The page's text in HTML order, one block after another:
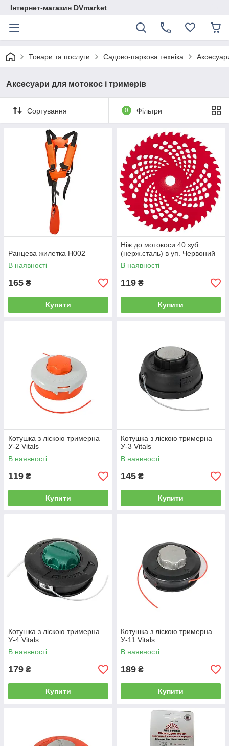
Інтернет-магазин DVmarket
Товари та послуги Садово-паркова техніка
Аксесуари для мотокос і тримерів
Сортування 0 Фільтри
Ранцева жилетка H002
В наявності
165 ₴
Купити
Ніж до мотокоси 40 зуб.
(нерж.сталь) в уп. Червоний
В наявності
119 ₴
Купити
Котушка з ліскою тримерна
У-2 Vitals
В наявності
119 ₴
Купити
Котушка з ліскою тримерна
У-3 Vitals
В наявності
145 ₴
Купити
Котушка з ліскою тримерна
У-4 Vitals
В наявності
179 ₴
Купити
Котушка з ліскою тримерна
У-11 Vitals
В наявності
189 ₴
Купити